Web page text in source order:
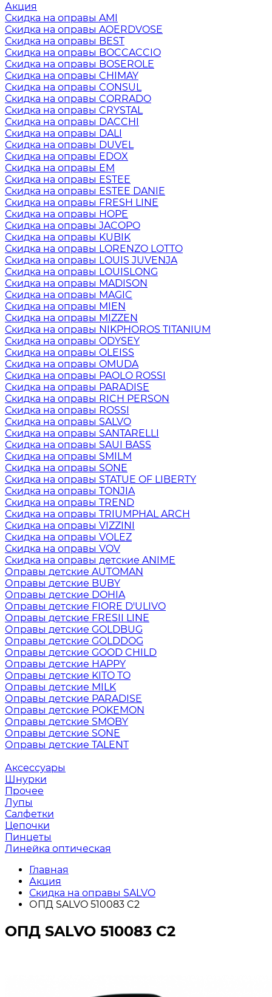
Акция
Скидка на оправы AMI
Скидка на оправы AOERDVOSE
Скидка на оправы BEST
Скидка на оправы BOCCACCIO
Скидка на оправы BOSEROLE
Скидка на оправы CHIMAY
Скидка на оправы CONSUL
Скидка на оправы CORRADO
Скидка на оправы CRYSTAL
Скидка на оправы DACCHI
Скидка на оправы DALI
Скидка на оправы DUVEL
Скидка на оправы EDOX
Скидка на оправы EM
Скидка на оправы ESTEE
Скидка на оправы ESTEE DANIE
Скидка на оправы FRESH LINE
Скидка на оправы HOPE
Скидка на оправы JACOPO
Скидка на оправы KUBIK
Скидка на оправы LORENZO LOTTO
Скидка на оправы LOUIS JUVENJA
Скидка на оправы LOUISLONG
Скидка на оправы MADISON
Скидка на оправы MAGIC
Скидка на оправы MIEN
Скидка на оправы MIZZEN
Скидка на оправы NIKPHOROS TITANIUM
Скидка на оправы ODYSEY
Скидка на оправы OLEISS
Скидка на оправы OMUDA
Скидка на оправы PAOLO ROSSI
Скидка на оправы PARADISE
Скидка на оправы RICH PERSON
Скидка на оправы ROSSI
Скидка на оправы SALVO
Скидка на оправы SANTARELLI
Скидка на оправы SAUI BASS
Скидка на оправы SMILM
Скидка на оправы SONE
Скидка на оправы STATUE OF LIBERTY
Скидка на оправы TONJIA
Скидка на оправы TREND
Скидка на оправы TRIUMPHAL ARCH
Скидка на оправы VIZZINI
Скидка на оправы VOLEZ
Скидка на оправы VOV
Скидка на оправы детские ANIME
Оправы детские AUTOMAN
Оправы детские BUBY
Оправы детские DOHIA
Оправы детские FIORE D'ULIVO
Оправы детские FRESII LINE
Оправы детские GOLDBUG
Оправы детские GOLDDOG
Оправы детские GOOD CHILD
Оправы детские HAPPY
Оправы детские KITO TO
Оправы детские MILK
Оправы детские PARADISE
Оправы детские POKEMON
Оправы детские SMOBY
Оправы детские SONE
Оправы детские TALENT
Аксессуары
Шнурки
Прочее
Лупы
Салфетки
Цепочки
Пинцеты
Линейка оптическая
Главная
Акция
Скидка на оправы SALVO
ОПД SALVO 510083 C2
ОПД SALVO 510083 C2